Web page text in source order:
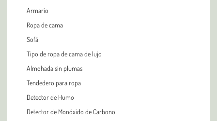
Armario
Ropa de cama
Sofá
Tipo de ropa de cama de lujo
Almohada sin plumas
Tendedero para ropa
Detector de Humo
Detector de Monóxido de Carbono